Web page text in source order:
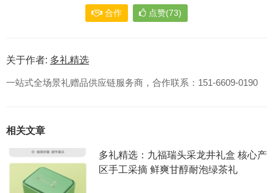
合作 点赞(73)
关于作者: 多礼精选
一站式全场景礼赠品供应链服务商，合作联系：151-6609-0190
相关文章
多礼精选：九福瑞头采龙井礼盒 核心产
区手工采摘 鲜爽甘醇耐泡绿茶礼